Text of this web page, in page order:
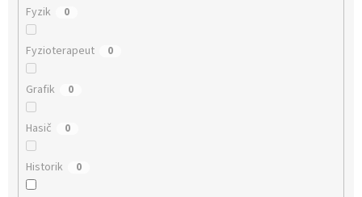
Fyzik 0
Fyzioterapeut 0
Grafik 0
Hasič 0
Historik 0